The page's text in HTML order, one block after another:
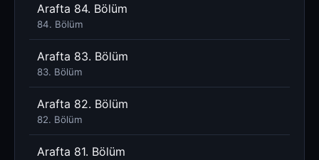
Arafta 84. Bölüm
84. Bölüm
Arafta 83. Bölüm
83. Bölüm
Arafta 82. Bölüm
82. Bölüm
Arafta 81. Bölüm